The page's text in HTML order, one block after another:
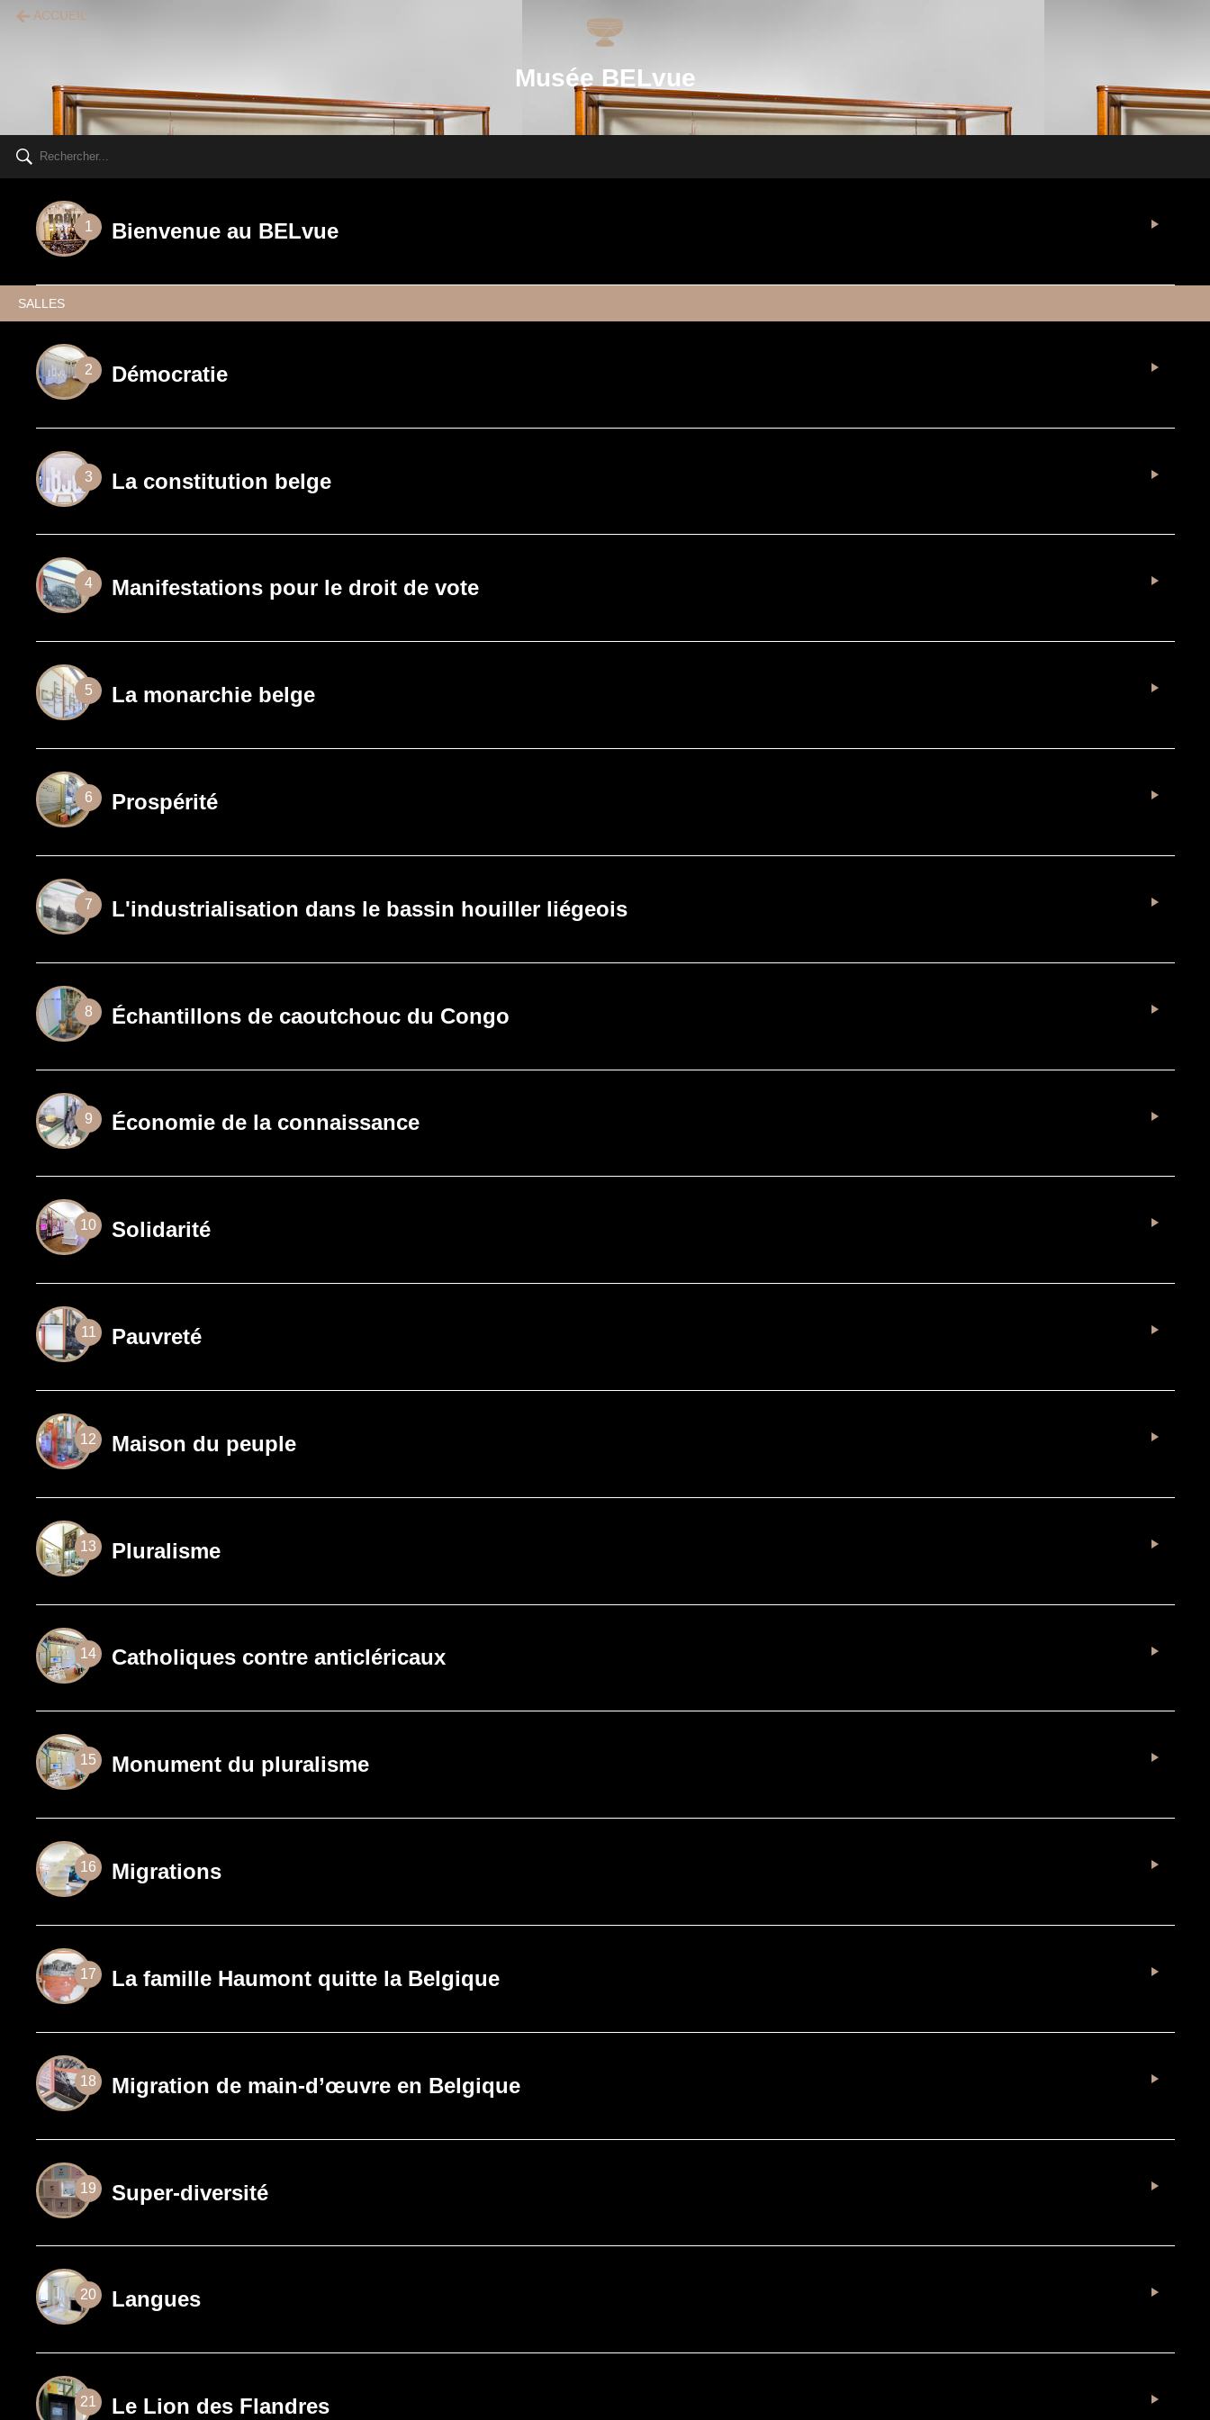
ACCUEIL
Musée BELvue
1 Bienvenue au BELvue
SALLES
2 Démocratie
3 La constitution belge
4 Manifestations pour le droit de vote
5 La monarchie belge
6 Prospérité
7 L'industrialisation dans le bassin houiller liégeois
8 Échantillons de caoutchouc du Congo
9 Économie de la connaissance
10 Solidarité
11 Pauvreté
12 Maison du peuple
13 Pluralisme
14 Catholiques contre anticléricaux
15 Monument du pluralisme
16 Migrations
17 La famille Haumont quitte la Belgique
18 Migration de main-d’œuvre en Belgique
19 Super-diversité
20 Langues
21 Le Lion des Flandres
/itinerary/265079